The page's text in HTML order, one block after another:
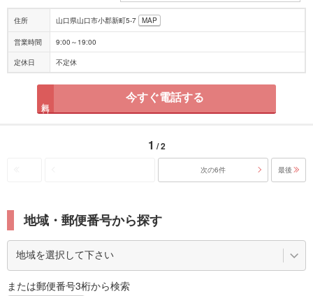
住所 山口県山口市小郡新町5-7 MAP
営業時間 9:00～19:00
定休日 不定休
今すぐ電話する
1 / 2
次の6件 最後
地域・郵便番号から探す
または郵便番号3桁から検索